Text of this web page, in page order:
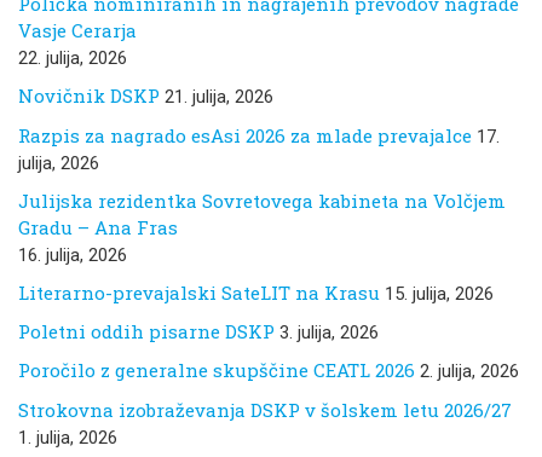
Vasje Cerarja
22. julija, 2026
Novičnik DSKP 21. julija, 2026
Razpis za nagrado esAsi 2026 za mlade prevajalce 17.
julija, 2026
Julijska rezidentka Sovretovega kabineta na Volčjem
Gradu – Ana Fras
16. julija, 2026
Literarno-prevajalski SateLIT na Krasu 15. julija, 2026
Poletni oddih pisarne DSKP 3. julija, 2026
Poročilo z generalne skupščine CEATL 2026 2. julija, 2026
Strokovna izobraževanja DSKP v šolskem letu 2026/27
1. julija, 2026